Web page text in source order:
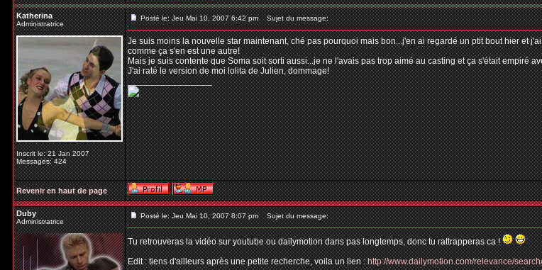
Katherina
Administratrice
Inscrit le: 21 Jan 2007
Messages: 424
Posté le: Jeu Mai 10, 2007 6:42 pm Sujet du message:
Je suis moins la nouvelle star maintenant, ché pas pourquoi mais bon...j'en ai regardé un ptit bout hier et
comme ça s'en est une autre!
Mais je suis contente que Soma soit sorti aussi...je ne l'avais pas trop aimé au casting et ça s'était empiré
J'ai raté le version de moi lolita de Julien, dommage!
_________________
Revenir en haut de page
Duby
Administratrice
Posté le: Jeu Mai 10, 2007 8:07 pm Sujet du message:
Tu retrouveras la vidéo sur youtube ou dailymotion dans pas longtemps, donc tu rattrapperas ca !
Edit : tiens d'ailleurs après une petite recherche, voila un lien :http://www.dailymotion.com/relevance/